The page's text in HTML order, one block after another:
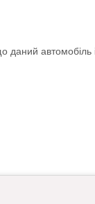
даний автомобіль